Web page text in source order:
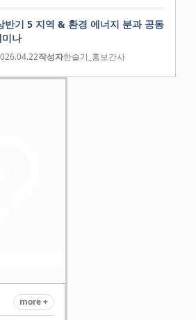
반기 5 지역 & 환경 에너지 분과 공동
나
작성자한슬기_홍보간사
more +